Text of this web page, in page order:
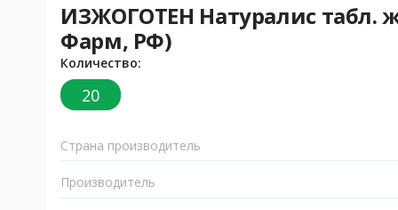
ИЗЖОГОТЕН Натуралис табл.
Фарм, РФ)
Количество:
20
Страна производитель
Производитель